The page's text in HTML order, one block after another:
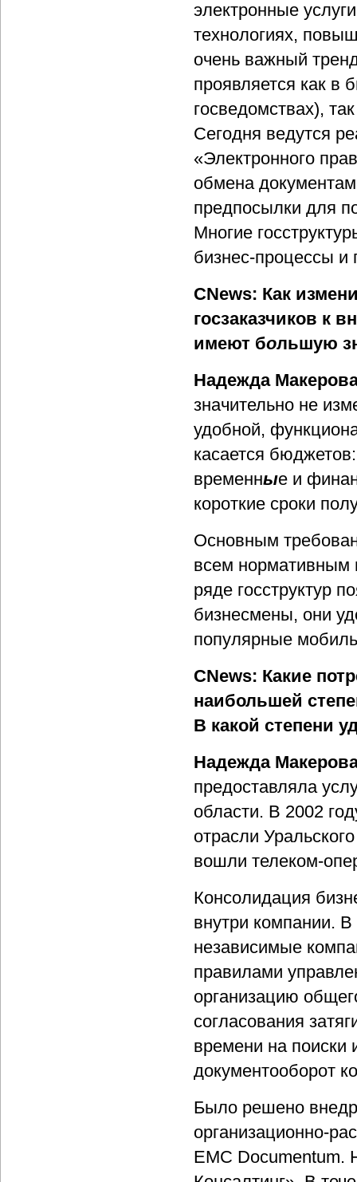
электронные
технологиях,
очень важный
проявляется как в
госведомствах),
Сегодня ведутся
«Электронного
обмена
предпосылки для
Многие
бизнес-процессы и
CNews: Как
госзаказчиков к
имеют большую
Надежда
значительно не
удобной,
касается
временные и
короткие сроки
Основным
всем нормативным
ряде госструктур
бизнесмены, они
популярные
CNews: Какие
наибольшей
В какой степени
Надежда
предоставляла
области. В 2002
отрасли
вошли телеком-
Консолидация
внутри компании. В
независимые
правилами
организацию
согласования
времени на поиски
документооборот
Было решено
организационно-
EMC Documentum.